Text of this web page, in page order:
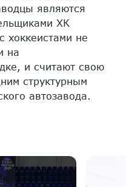
являются
ХК
хоккеистами не
на
и считают свою
структурным
автозавода.